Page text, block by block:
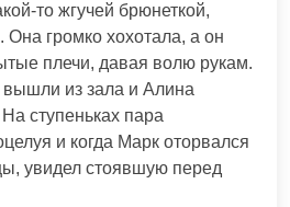
то жгучей брюнеткой,
Она громко хохотала, а он
плечи, давая волю рукам.
из зала и Алина
ступеньках пара
и когда Марк оторвался
увидел стоявшую перед